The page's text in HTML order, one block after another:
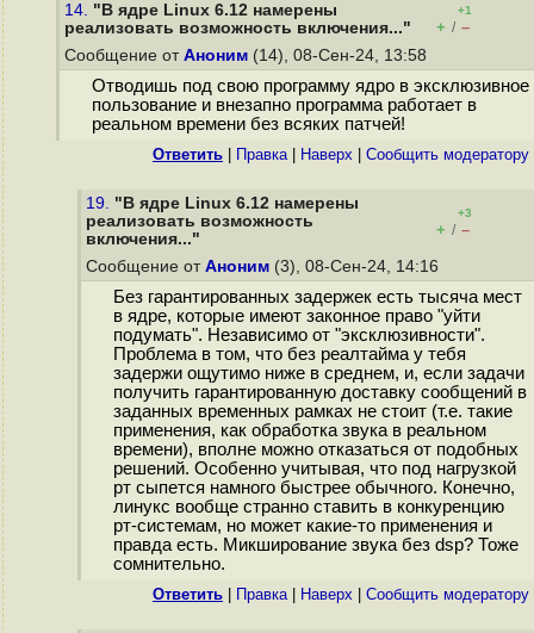
14. "В ядре Linux 6.12 намерены
реализовать возможность включения..."
+1
+ / –
Сообщение от Аноним (14), 08-Сен-24, 13:58
Отводишь под свою программу ядро в эксклюзивное
пользование и внезапно программа работает в
реальном времени без всяких патчей!
Ответить Правка| Наверх Cообщить модератору
19. "В ядре Linux 6.12 намерены
реализовать возможность
включения..."
+3
+ / –
Сообщение от Аноним (3), 08-Сен-24, 14:16
Без гарантированных задержек есть тысяча мест
в ядре, которые имеют законное право "уйти
подумать". Независимо от "эксклюзивности".
Проблема в том, что без реалтайма у тебя
задержи ощутимо ниже в среднем, и, если задачи
получить гарантированную доставку сообщений в
заданных временных рамках не стоит (т.е. такие
применения, как обработка звука в реальном
времени), вполне можно отказаться от подобных
решений. Особенно учитывая, что под нагрузкой
рт сыпется намного быстрее обычного. Конечно,
линукс вообще странно ставить в конкуренцию
рт-системам, но может какие-то применения и
правда есть. Микширование звука без dsp? Тоже
сомнительно.
Ответить Правка| Наверх Cообщить модератору